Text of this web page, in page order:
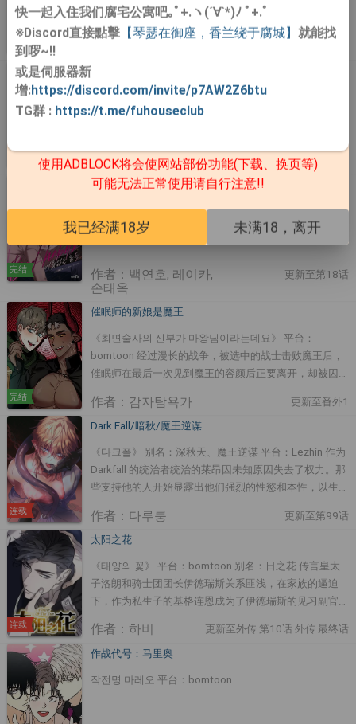
V博士和三个恋人
V 박사와 세 연인 平台:MrBlue
作者：다가마 更新至夏日外传02
完结
Bad habits
버릇없는 놈들 平台：ridibooks
作者：백연호, 레이카,
손태옥
更新至第18话
完结
催眠师的新娘是魔王
《최면술사의 신부가 마왕님이라는데요》 平台：
bomtoon 经过漫长的战争，被选中的战士击败魔王后，
催眠师在最后一次见到魔王的容颜后正要离开，却被囚禁
顺从的魔王逃往森林里的新婚之家（？）……
作者：감자탐욕가 更新至番外1
连载
Dark Fall/暗秋/魔王逆谋
《다크폴》 别名：深秋天、魔王逆谋 平台：Lezhin 作为
Darkfall 的统治者统治的莱昂因未知原因失去了权力。那
些支持他的人开始显露出他们强烈的性慾和本性，以生出
故事。* 本作品包含对暴力和胁迫性行为的描述。使用时
请小心。
作者：다루룽 更新至第99话
连载
太阳之花
《태양의 꽃》 平台：bomtoon 别名：日之花 传言皇太
子洛朗和骑士团团长伊德瑞斯关系匪浅，在家族的逼迫
下，作为私生子的基格连恩成为了伊德瑞斯的见习副官。
皇太子之间的祕密。
作者：하비 更新至外传 第10话 外传 最终话
作战代号：马里奥
작전명 마레오 平台：bomtoon
快一起入住我们腐宅公寓吧｡ﾟ+.ヽ(´∀`*)ﾉ ﾟ+.ﾟ
※Discord直接點擊【琴瑟在御座，香兰绕于腐城】 就能找
到啰~!!
或是伺服器新
增:https://discord.com/invite/p7AW2Z6btu
TG群: https://t.me/fuhouseclub
使用ADBLOCK将会使网站部份功能(下载、换页等)
可能无法正常使用请自行注意!!
我已经满18岁 未满18，离开